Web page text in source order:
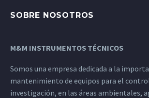
SOBRE NOSOTROS
M&M INSTRUMENTOS TÉCNICOS
Somos una empresa dedicada a la
mantenimiento de equipos para el
investigación, en las áreas ambientales,